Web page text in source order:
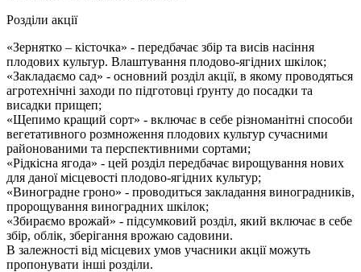
Розділи акції
«Зернятко – кісточка» - передбачає збір та висів насіння
плодових культур. Влаштування плодово-ягідних шкілок;
«Закладаємо сад» - основний розділ акції, в якому проводяться
агротехнічні заходи по підготовці ґрунту до посадки та
висадки прищеп;
«Щепимо кращий сорт» - включає в себе різноманітні способи
вегетативного розмноження плодових культур сучасними
районованими та перспективними сортами;
«Рідкісна ягода» - цей розділ передбачає вирощування нових
для даної місцевості плодово-ягідних культур;
«Виноградне гроно» - проводиться закладання виноградників,
пророщування виноградних шкілок;
«Збираємо врожай» - підсумковий розділ, який включає в себе
збір, облік, зберігання врожаю садовини.
В залежності від місцевих умов учасники акції можуть
пропонувати інші розділи.